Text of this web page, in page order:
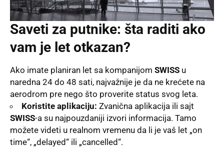
Saveti za putnike: šta raditi ako
vam je let otkazan?
Ako imate planiran let sa kompanijom SWISS u
naredna 24 do 48 sati, najvažnije je da ne krećete na
aerodrom pre nego što proverite status svog leta.
Koristite aplikaciju: Zvanična aplikacija ili sajt
SWISS-a su najpouzdaniji izvori informacija. Tamo
možete videti u realnom vremenu da li je vaš let „on
time“, „delayed“ ili „cancelled“.